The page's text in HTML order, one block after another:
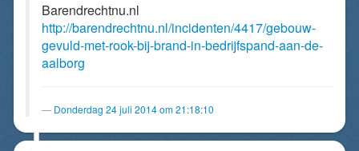
Barendrechtnu.nl
http://barendrechtnu.nl/incidenten/4417/gebouw-
gevuld-met-rook-bij-brand-in-bedrijfspand-aan-de-
aalborg
Donderdag 24 juli 2014 om 21:18:10